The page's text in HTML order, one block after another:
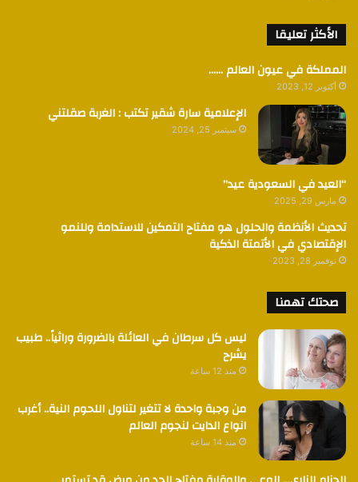
الأكثر تعليقا
المملكة في عيون العالم ……
أكتوبر 12, 2023
الإعلامية سارة شقير تكتب : الغربة صقلتني
سبتمبر 25, 2024
“العيد في السعودية عيد”
مارس 29, 2025
تحديث الأنظمة والحلول هو مفتاح التمكين للاستدامة وللنمو
الإقتصادي في الأتمتة الذكية
نوفمبر 28, 2023
صحتك تهمنا
ليس كل سرطان في العائلة بالضرورة وراثياً.. طبيب
يشرح
منذ 12 ساعة
من وجبة واحدة لا تتغير لتناول اللحوم النية.. أغرب
انواع الدايت لنجوم العالم
منذ 14 ساعة